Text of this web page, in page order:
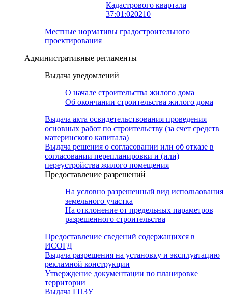
Кадастрового квартала
37:01:020210
Местные нормативы градостроительного
проектирования
Административные регламенты
Выдача уведомлений
О начале строительства жилого дома
Об окончании строительства жилого дома
Выдача акта освидетельствования проведения
основных работ по строительству (за счет средств
материнского капитала)
Выдача решения о согласовании или об отказе в
согласовании перепланировки и (или)
переустройства жилого помещения
Предоставление разрешений
На условно разрешенный вид использования
земельного участка
На отклонение от предельных параметров
разрешенного строительства
Предоставление сведений содержащихся в
ИСОГД
Выдача разрешения на установку и эксплуатацию
рекламной конструкции
Утверждение документации по планировке
территории
Выдача ГПЗУ